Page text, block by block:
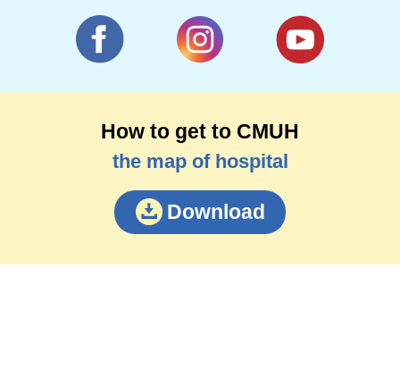
How to get to CMUH
the map of hospital
Download